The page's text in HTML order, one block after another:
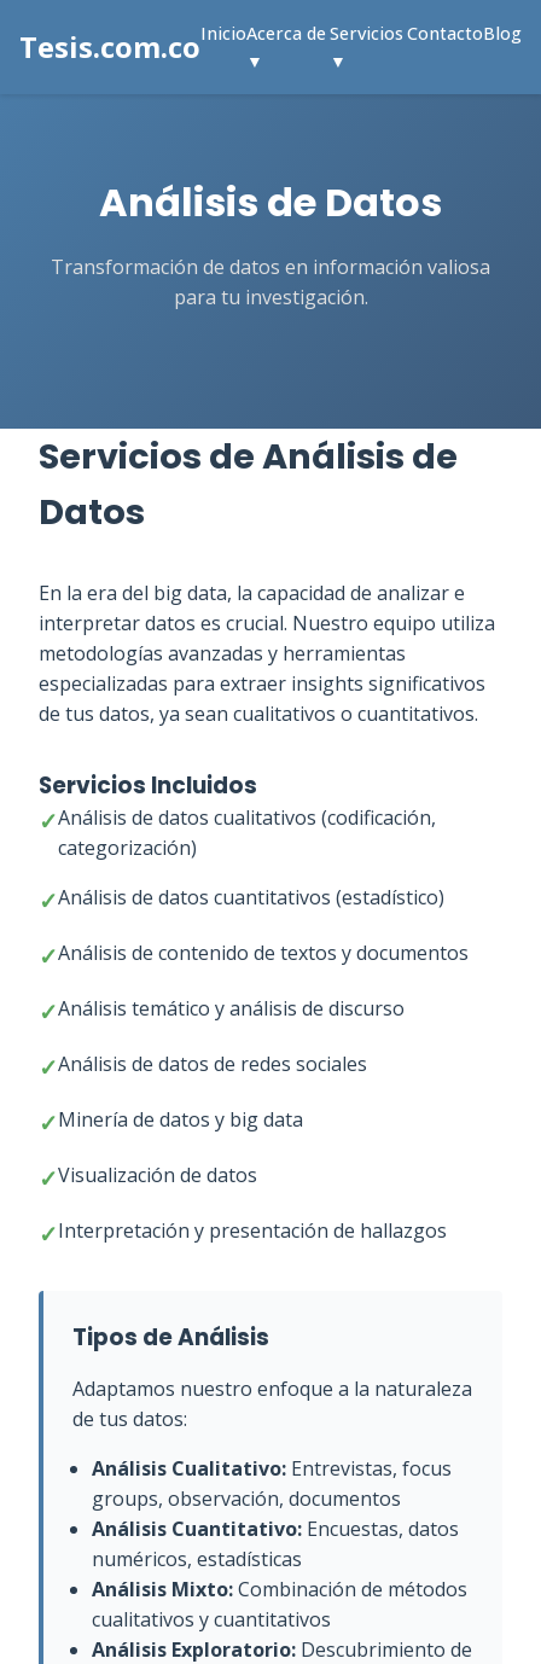
Tesis.com.coInicioAcerca de
▼
Servicios
▼
ContactoBlog
Análisis de Datos
Transformación de datos en información valiosa
para tu investigación.
Servicios de Análisis de
Datos
En la era del big data, la capacidad de analizar e
interpretar datos es crucial. Nuestro equipo utiliza
metodologías avanzadas y herramientas
especializadas para extraer insights significativos
de tus datos, ya sean cualitativos o cuantitativos.
Servicios Incluidos
Análisis de datos cualitativos (codificación,
categorización)
Análisis de datos cuantitativos (estadístico)
Análisis de contenido de textos y documentos
Análisis temático y análisis de discurso
Análisis de datos de redes sociales
Minería de datos y big data
Visualización de datos
Interpretación y presentación de hallazgos
Tipos de Análisis
Adaptamos nuestro enfoque a la naturaleza
de tus datos:
Análisis Cualitativo: Entrevistas, focus
groups, observación, documentos
Análisis Cuantitativo: Encuestas, datos
numéricos, estadísticas
Análisis Mixto:Combinación de métodos
cualitativos y cuantitativos
Análisis Exploratorio: Descubrimiento de